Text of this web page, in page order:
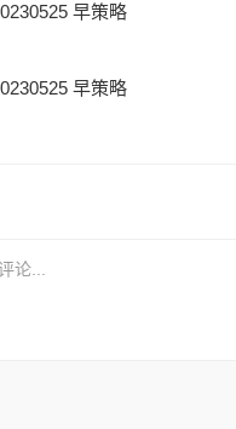
早策略
早策略
论...